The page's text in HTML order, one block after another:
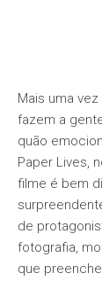
Mais uma
fazem a
quão
Paper Lives,
filme é bem
de
fotografia,
que